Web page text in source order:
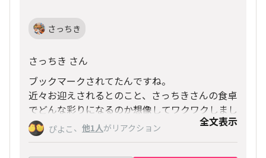
さっちき
さっちき さん
ブックマークされてたんですね。
近々お迎えされるとのこと、さっちきさんの食卓
でどんな彩りになるのか想像してワクワクしまし
た。
またぜひ、使ってみた感想も聞かせてください
ぴよこ 、 他1人がリアクション 全文表示